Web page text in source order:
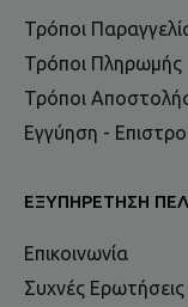
Τρόποι
Τρόποι Πληρωμής
Τρόποι
Εγγύηση -
ΕΞΥΠΗΡΈΤΗΣΗ
Επικοινωνία
Συχνές Ερωτήσεις